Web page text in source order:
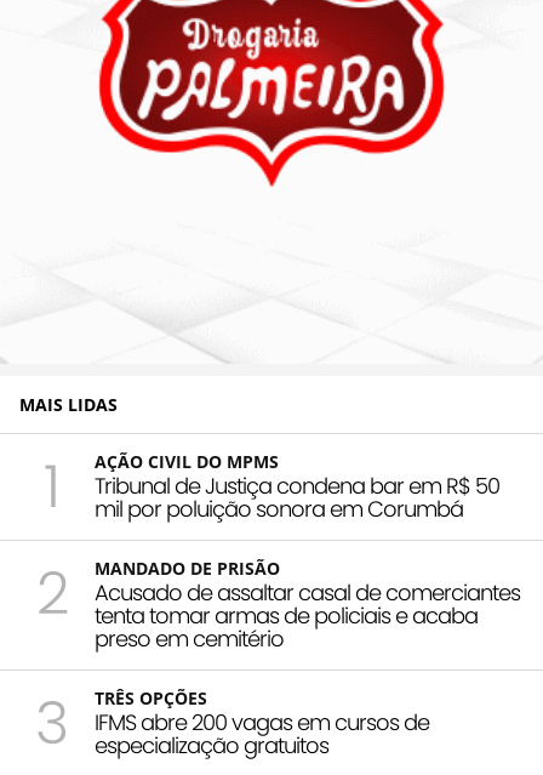
MAIS LIDAS
1 AÇÃO CIVIL DO MPMS
Tribunal de Justiça condena bar em R$ 50
mil por poluição sonora em Corumbá
2 MANDADO DE PRISÃO
Acusado de assaltar casal de comerciantes
tenta tomar armas de policiais e acaba
preso em cemitério
3 TRÊS OPÇÕES
IFMS abre 200 vagas em cursos de
especialização gratuitos